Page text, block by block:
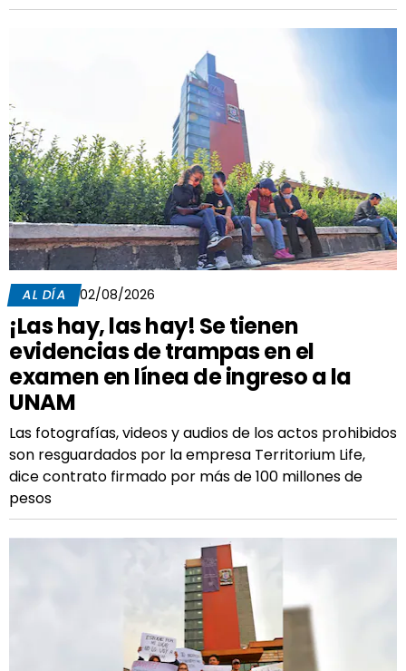
AL DÍA 02/08/2026
¡Las hay, las hay! Se tienen
evidencias de trampas en el
examen en línea de ingreso a la
UNAM
Las fotografías, videos y audios de los actos prohibidos
son resguardados por la empresa Territorium Life,
dice contrato firmado por más de 100 millones de
pesos